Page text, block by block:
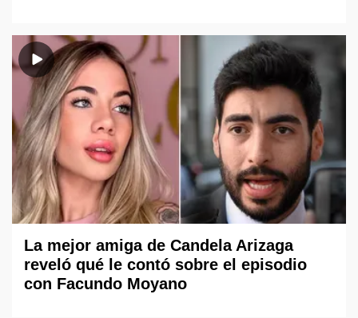
La mejor amiga de Candela Arizaga
reveló qué le contó sobre el episodio
con Facundo Moyano